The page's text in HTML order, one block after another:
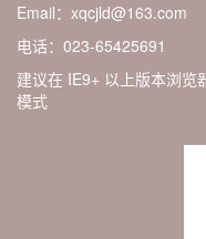
Email：xqcjld@163.com
电话：023-65425691
建议在 IE9+ 以上版本浏览
模式